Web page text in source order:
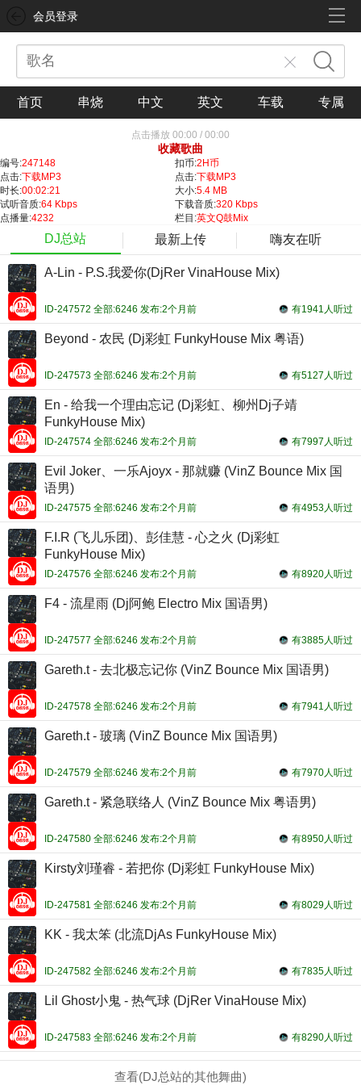
会员登录
首页 串烧 中文 英文 车载 专属
点击播放 00:00 / 00:00
收藏歌曲
编号:247148 扣币:2H币
点击:下载MP3 点击:下载MP3
时长:00:02:21 大小:5.4 MB
试听音质:64 Kbps 下载音质:320 Kbps
点播量:4232 栏目:英文Q鼓Mix
DJ总站 最新上传 嗨友在听
A-Lin - P.S.我爱你(DjRer VinaHouse Mix)
有1941人听过
ID-247572 全部:6246 发布:2个月前
Beyond - 农民 (Dj彩虹 FunkyHouse Mix 粤语)
有5127人听过
ID-247573 全部:6246 发布:2个月前
En - 给我一个理由忘记 (Dj彩虹、柳州Dj子靖
FunkyHouse Mix)
有7997人听过
ID-247574 全部:6246 发布:2个月前
Evil Joker、一乐Ajoyx - 那就赚 (VinZ Bounce Mix 国
语男)
有4953人听过
ID-247575 全部:6246 发布:2个月前
F.I.R (飞儿乐团)、彭佳慧 - 心之火 (Dj彩虹
FunkyHouse Mix)
有8920人听过
ID-247576 全部:6246 发布:2个月前
F4 - 流星雨 (Dj阿鲍 Electro Mix 国语男)
有3885人听过
ID-247577 全部:6246 发布:2个月前
Gareth.t - 去北极忘记你 (VinZ Bounce Mix 国语男)
有7941人听过
ID-247578 全部:6246 发布:2个月前
Gareth.t - 玻璃 (VinZ Bounce Mix 国语男)
有7970人听过
ID-247579 全部:6246 发布:2个月前
Gareth.t - 紧急联络人 (VinZ Bounce Mix 粤语男)
有8950人听过
ID-247580 全部:6246 发布:2个月前
Kirsty刘瑾睿 - 若把你 (Dj彩虹 FunkyHouse Mix)
有8029人听过
ID-247581 全部:6246 发布:2个月前
KK - 我太笨 (北流DjAs FunkyHouse Mix)
有7835人听过
ID-247582 全部:6246 发布:2个月前
Lil Ghost小鬼 - 热气球 (DjRer VinaHouse Mix)
有8290人听过
ID-247583 全部:6246 发布:2个月前
查看(DJ总站的其他舞曲)